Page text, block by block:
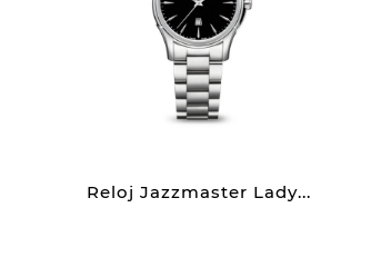
Reloj Jazzmaster Lady...